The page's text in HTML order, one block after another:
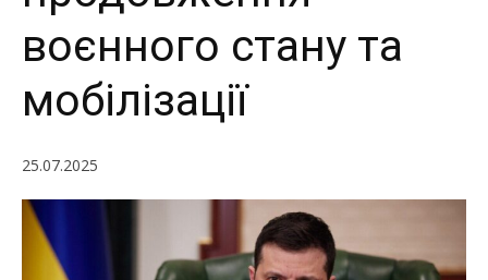
воєнного стану та
мобілізації
25.07.2025